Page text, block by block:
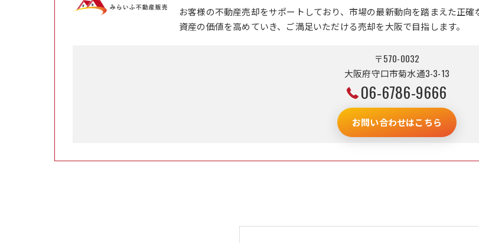
お客様の不動産売却をサポートしており、市場の最新動向を踏まえた正
資産の価値を高めていき、ご満足いただける売却を大阪で目指します。
〒570-0032
大阪府守口市菊水通3-3-13
06-6786-9666
お問い合わせはこちら